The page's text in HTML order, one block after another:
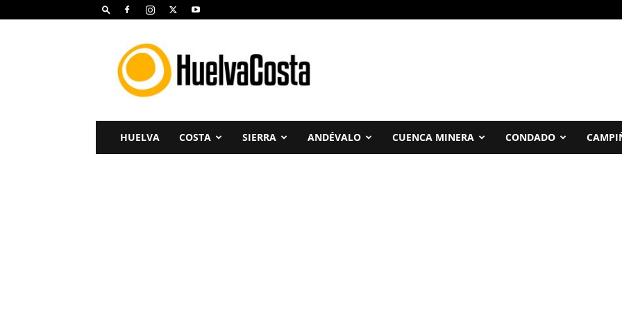
Huelva
Costa
HUELVA COSTA SIERRA ANDÉVALO CUENCA MINERA CONDADO